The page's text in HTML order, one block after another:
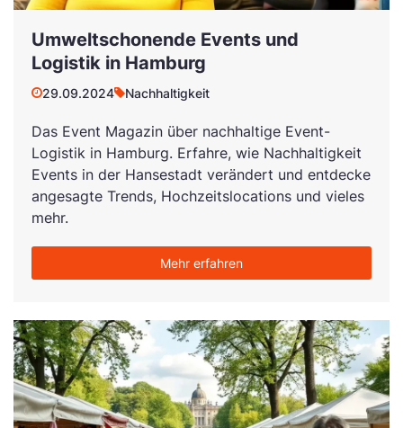
Umweltschonende Events und
Logistik in Hamburg
29.09.2024 Nachhaltigkeit
Das Event Magazin über nachhaltige Event-
Logistik in Hamburg. Erfahre, wie Nachhaltigkeit
Events in der Hansestadt verändert und entdecke
angesagte Trends, Hochzeitslocations und vieles
mehr.
Mehr erfahren